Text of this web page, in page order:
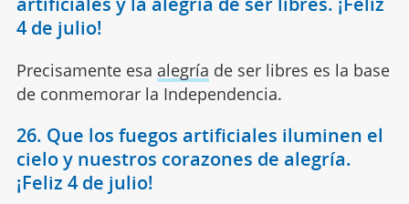
4 de julio!
Precisamente esa alegría de ser libres es la base
de conmemorar la Independencia.
26. Que los fuegos artificiales iluminen el
cielo y nuestros corazones de alegría.
¡Feliz 4 de julio!